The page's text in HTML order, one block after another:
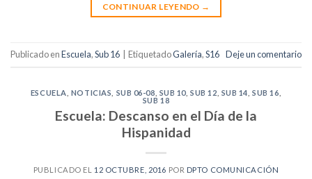
CONTINUAR LEYENDO →
Publicado enEscuela,Sub 16 EtiquetadoGalería,S16 Deje un comentario
ESCUELA NOTICIAS SUB 06-08 SUB 10 ,SUB 12 SUB 14 ,SUB 16
SUB 18
Escuela: Descanso en el Día de la
Hispanidad
PUBLICADO EL 12 OCTUBRE, 2016 POR DPTO COMUNICACIÓN